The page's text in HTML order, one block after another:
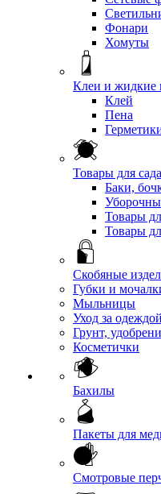
Фонари
Хомуты
Клеи и жидкие
Клей
Пена
Товары для
Баки,
Товары
Товары
Скобяные
Губки и
Мыльницы
Уход за одеждой
Грунт,
Косметички
Бахилы
Пакеты для
Смотровые